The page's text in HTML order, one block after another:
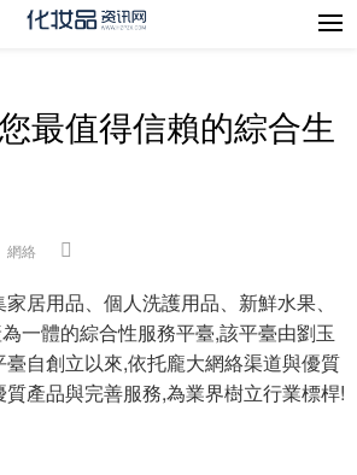
值得信賴的綜合生
網絡
用品、個人洗護用品、新鮮水果、
一體的綜合性服務平臺,該平臺由劉玉
自創立以來,依托龐大網絡渠道與優質
產品與完善服務,為業界樹立行業標桿!